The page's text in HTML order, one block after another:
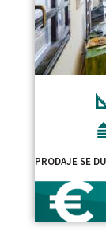
PRODAJE SE